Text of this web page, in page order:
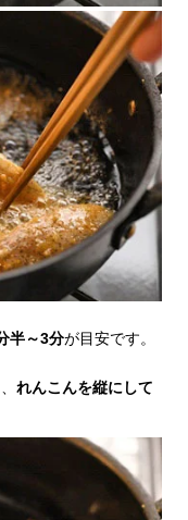
半～3分が目安です。
れんこんを縦にして